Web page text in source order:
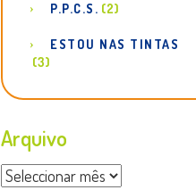
P.P.C.S. (2)
ESTOU NAS TINTAS
(3)
Arquivo
Arquivo